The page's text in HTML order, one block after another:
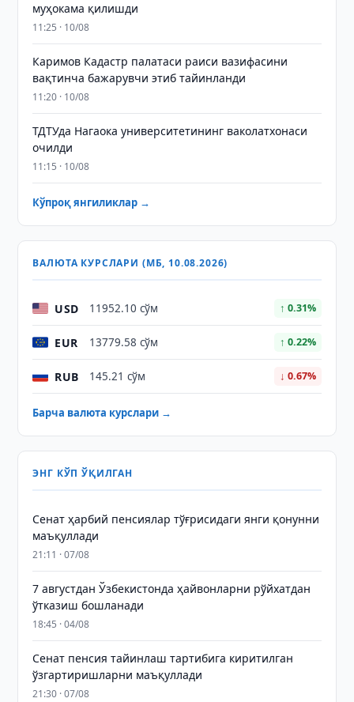
муҳокама қилишди
11:25 · 10/08
Каримов Кадастр палатаси раиси вазифасини
вақтинча бажарувчи этиб тайинланди
11:20 · 10/08
ТДТУда Нагаока университетининг ваколатхонаси
очилди
11:15 · 10/08
Кўпроқ янгиликлар →
ВАЛЮТА КУРСЛАРИ (МБ, 10.08.2026)
USD 11952.10 сўм ↑ 0.31%
EUR 13779.58 сўм ↑ 0.22%
RUB 145.21 сўм ↓ 0.67%
Барча валюта курслари →
ЭНГ КЎП ЎҚИЛГАН
Сенат ҳарбий пенсиялар тўғрисидаги янги қонунни
маъқуллади
21:11 · 07/08
7 августдан Ўзбекистонда ҳайвонларни рўйхатдан
ўтказиш бошланади
18:45 · 04/08
Сенат пенсия тайинлаш тартибига киритилган
ўзгартиришларни маъқуллади
21:30 · 07/08